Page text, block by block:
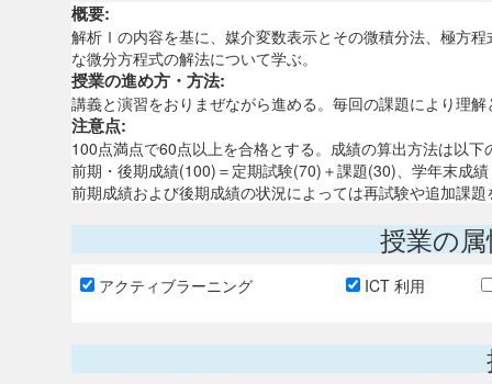
概要:
解析Ⅰの内容を基に、媒介変数表示とその微積分法、極方
な微分方程式の解法について学ぶ。
授業の進め方・方法:
講義と演習をおりまぜながら進める。毎回の課題により理
注意点:
100点満点で60点以上を合格とする。成績の算出方法は以下
前期・後期成績(100)＝定期試験(70)＋課題(30)、学年末成
前期成績および後期成績の状況によっては再試験や追加課
授業の
アクティブラーニング ICT 利用